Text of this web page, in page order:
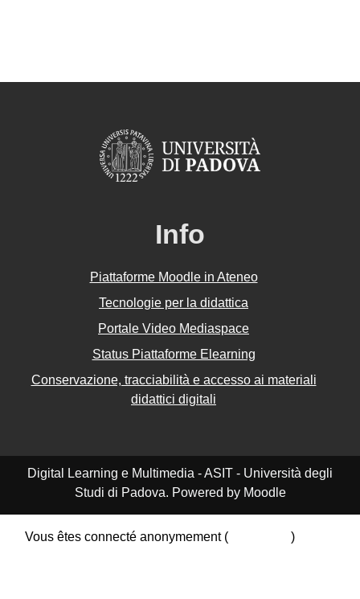
Info
Piattaforme Moodle in Ateneo
Tecnologie per la didattica
Portale Video Mediaspace
Status Piattaforme Elearning
Conservazione, tracciabilità e accesso ai materiali
didattici digitali
Digital Learning e Multimedia - ASIT - Università degli
Studi di Padova. Powered by Moodle
Vous êtes connecté anonymement (
)